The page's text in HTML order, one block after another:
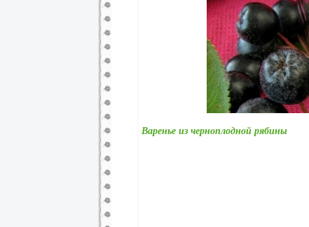
Варенье из черноплодной рябины